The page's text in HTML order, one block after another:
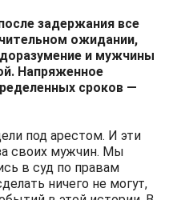
задержания все
ожидании,
и мужчины
Напряженное
сроков —
под арестом. И эти
своих мужчин. Мы
в суд по правам
ничего не могут,